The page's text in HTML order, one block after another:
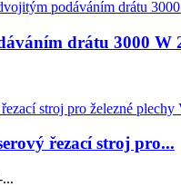
drátu 3000 W
řezací stroj pro...